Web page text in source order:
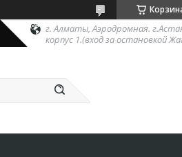
г. Алматы, Аэродромная.
корпус 1.(вход за остановкой